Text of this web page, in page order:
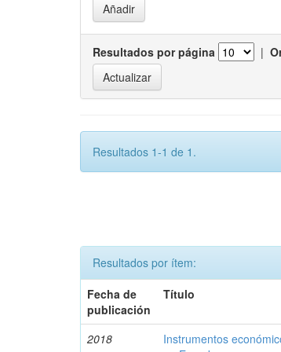
Resultados por página |
Resultados 1-1 de 1.
Resultados por ítem:
Fecha de
publicación
Título
2018
Instrumentos